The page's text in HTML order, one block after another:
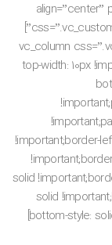
align=”center”
css=”.vc_custom_1497510651800{margin-bottom: 0px !important;}”]
[/
top-width: 10px
!important;border-
solid
solid